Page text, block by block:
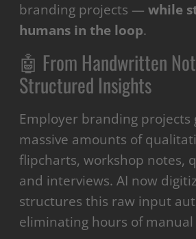
branding projects —while
humans in the loop.
🤖 From Handwritten
Structured Insights
Employer branding projects
massive amounts of
flipcharts, workshop notes,
and interviews. AI now
structures this raw input
eliminating hours of